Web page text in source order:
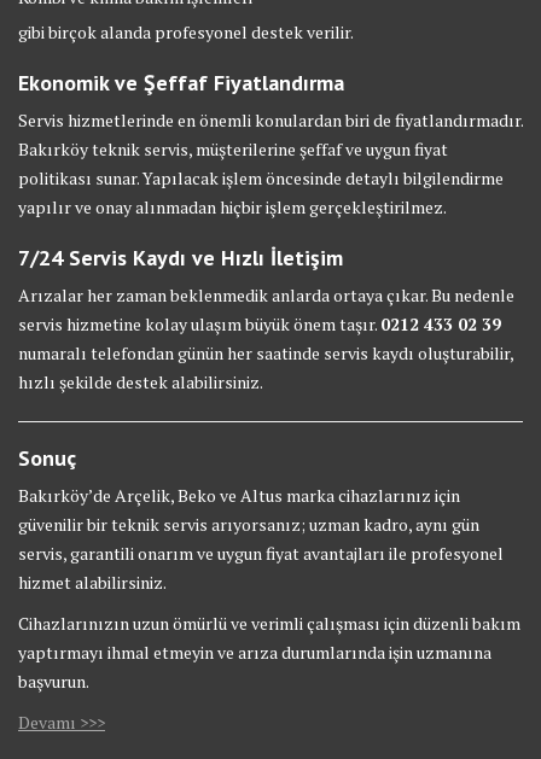
gibi birçok alanda profesyonel destek verilir.
Ekonomik ve Şeffaf Fiyatlandırma
Servis hizmetlerinde en önemli konulardan biri de fiyatlandırmadır.
Bakırköy teknik servis, müşterilerine şeffaf ve uygun fiyat
politikası sunar. Yapılacak işlem öncesinde detaylı bilgilendirme
yapılır ve onay alınmadan hiçbir işlem gerçekleştirilmez.
7/24 Servis Kaydı ve Hızlı İletişim
Arızalar her zaman beklenmedik anlarda ortaya çıkar. Bu nedenle
servis hizmetine kolay ulaşım büyük önem taşır. 0212 433 02 39
numaralı telefondan günün her saatinde servis kaydı oluşturabilir,
hızlı şekilde destek alabilirsiniz.
Sonuç
Bakırköy’de Arçelik, Beko ve Altus marka cihazlarınız için
güvenilir bir teknik servis arıyorsanız; uzman kadro, aynı gün
servis, garantili onarım ve uygun fiyat avantajları ile profesyonel
hizmet alabilirsiniz.
Cihazlarınızın uzun ömürlü ve verimli çalışması için düzenli bakım
yaptırmayı ihmal etmeyin ve arıza durumlarında işin uzmanına
başvurun.
Devamı >>>